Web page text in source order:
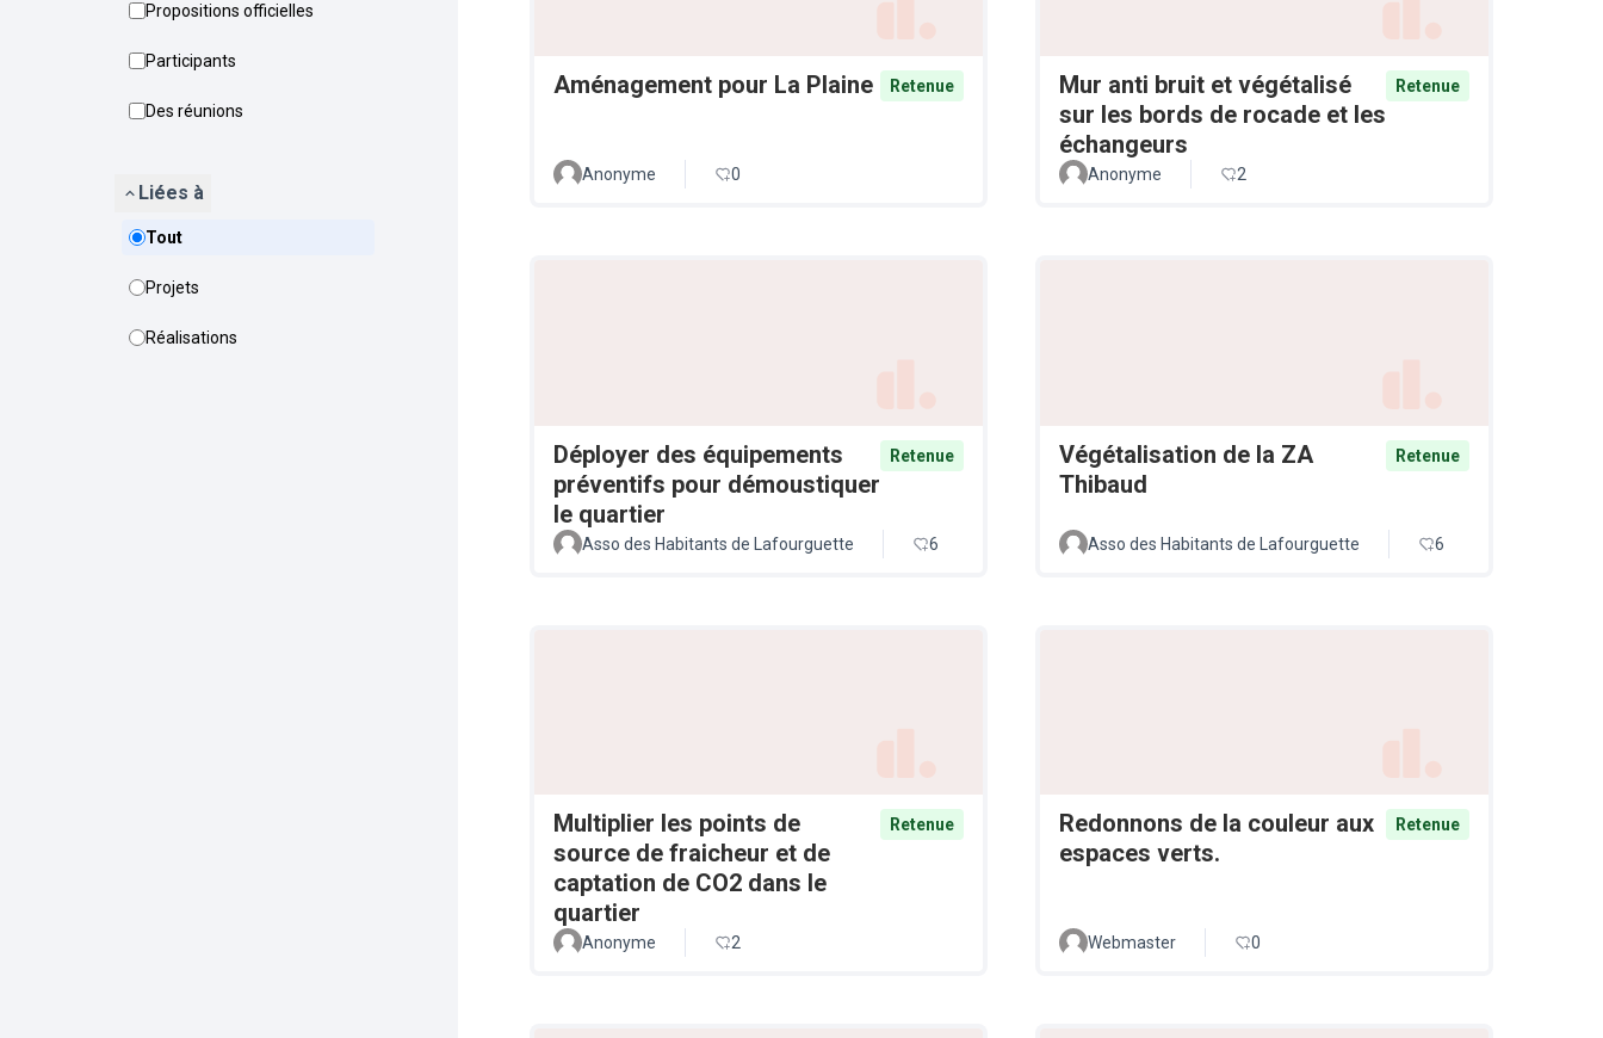
Propositions officielles
Participants
Des réunions
Liées à
Tout
Projets
Réalisations
Aménagement pour La Plaine Retenue
Anonyme 0
Mur anti bruit et végétalisé
sur les bords de rocade et les
échangeurs
Retenue
Anonyme 2
Déployer des équipements
préventifs pour démoustiquer
le quartier
Retenue
Asso des Habitants de Lafourguette 6
Végétalisation de la ZA
Thibaud
Retenue
Asso des Habitants de Lafourguette 6
Multiplier les points de
source de fraicheur et de
captation de CO2 dans le
quartier
Retenue
Anonyme 2
Redonnons de la couleur aux
espaces verts.
Retenue
Webmaster 0